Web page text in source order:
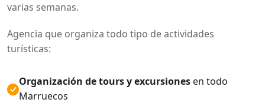
varias semanas.
Agencia que organiza todo tipo de actividades
turísticas:
Organización de tours y excursiones en todo
Marruecos